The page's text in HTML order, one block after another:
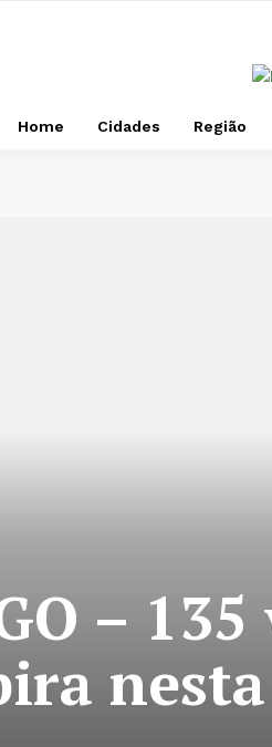
Home Cidades Região
–